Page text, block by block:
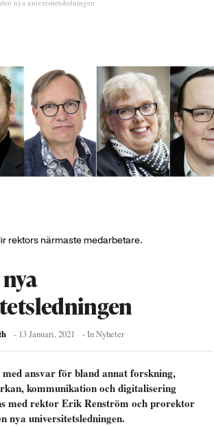
nya universitetsledningen
rektors närmaste medarbetare.
- 13 Januari, 2021 - InNyheter
ansvar för bland annat forskning,
kommunikation och digitalisering
med rektor Erik Renström och prorektor
nya universitetsledningen.